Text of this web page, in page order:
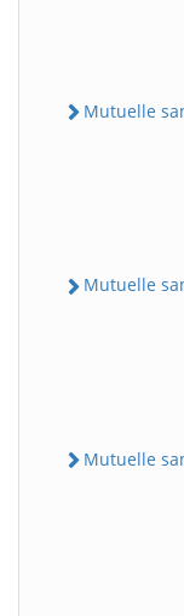
Mutuelle
Mutuelle
Mutuelle